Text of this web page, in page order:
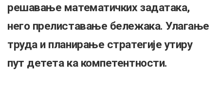
решавање математичких задатака,
него прелиставање бележака. Улагање
труда и планирање стратегије утиру
пут детета ка компетентности.